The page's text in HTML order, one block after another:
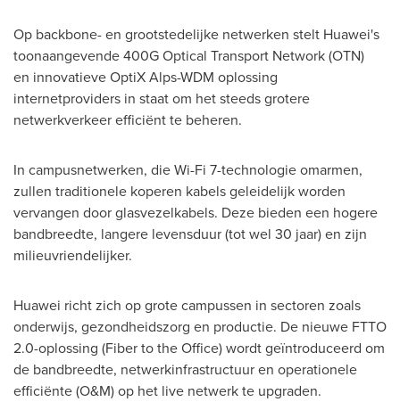
Op backbone- en grootstedelijke netwerken stelt Huawei's
toonaangevende 400G Optical Transport Network (OTN)
en innovatieve OptiX Alps-WDM oplossing
internetproviders in staat om het steeds grotere
netwerkverkeer efficiënt te beheren.
In campusnetwerken, die Wi-Fi 7-technologie omarmen,
zullen traditionele koperen kabels geleidelijk worden
vervangen door glasvezelkabels. Deze bieden een hogere
bandbreedte, langere levensduur (tot wel 30 jaar) en zijn
milieuvriendelijker.
Huawei richt zich op grote campussen in sectoren zoals
onderwijs, gezondheidszorg en productie. De nieuwe FTTO
2.0-oplossing (Fiber to the Office) wordt geïntroduceerd om
de bandbreedte, netwerkinfrastructuur en operationele
efficiënte (O&M) op het live netwerk te upgraden.